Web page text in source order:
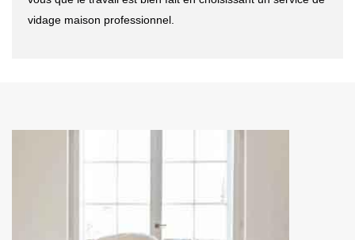
vidage maison professionnel.